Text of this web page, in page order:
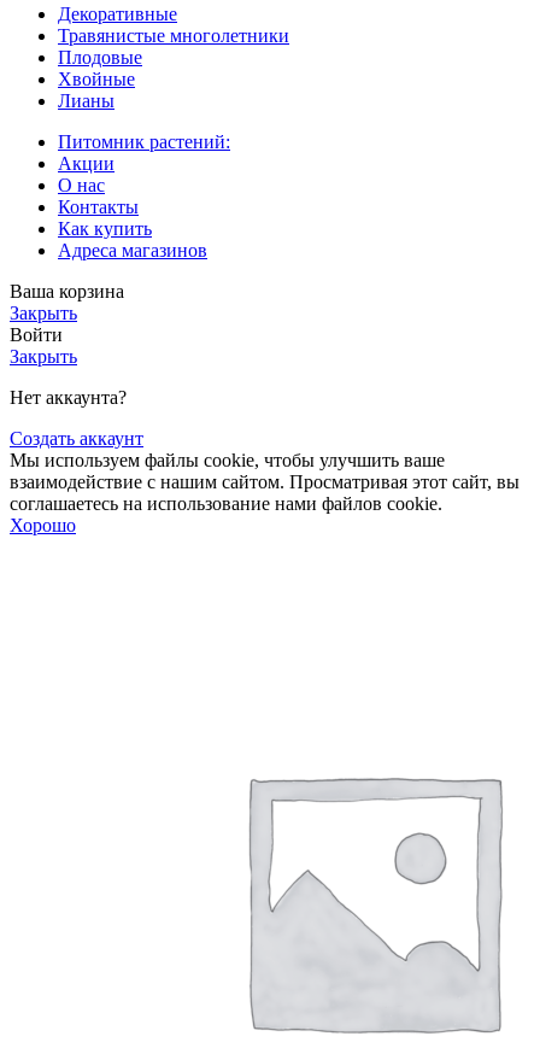
Декоративные
Травянистые многолетники
Плодовые
Хвойные
Лианы
Питомник растений:
Акции
О нас
Контакты
Как купить
Адреса магазинов
Ваша корзина
Закрыть
Войти
Закрыть
Нет аккаунта?
Создать аккаунт
Мы используем файлы cookie, чтобы улучшить ваше
взаимодействие с нашим сайтом. Просматривая этот сайт, вы
соглашаетесь на использование нами файлов cookie.
Хорошо